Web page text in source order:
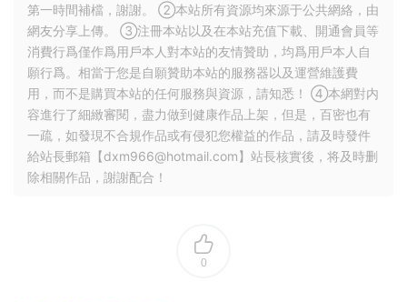
第一時間補檔，謝謝。 ②本站所有資源均來源于公共網絡，由
網友分享上傳。 ③注冊本站以及在本站充值下載、開通會員等
消費行爲僅作爲用戶本人對本站的友情贊助，均爲用戶本人自
願行爲。相當于您是自願贊助本站的服務器以及運營維護費
用，而不是購買本站的任何服務與資源，請知悉！ ④本網對内
容進行了細緻審閱，盡力做到健康作品上架，但是，百密也有
一疏，如發現不合規作品或有侵犯您權益的作品，請及時發件
給站長郵箱【dxm966@hotmail.com】站長核實後，将及時删
除相關作品，謝謝配合！
0